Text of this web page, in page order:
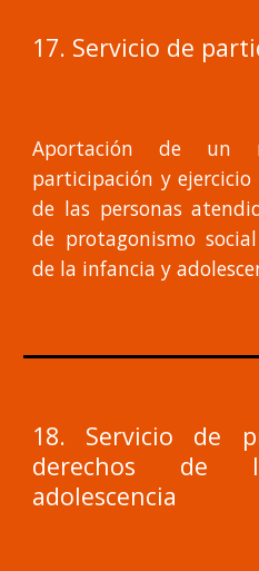
17. Servicio de
Aportación de un
participación y
de las personas
de protagonismo
de la infancia y
18. Servicio de
derechos de
adolescencia